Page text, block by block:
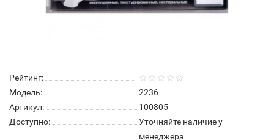
Рейтинг:
Модель:
2236
Артикул:
100805
Доступно:
Уточняйте наличие у
менеджера